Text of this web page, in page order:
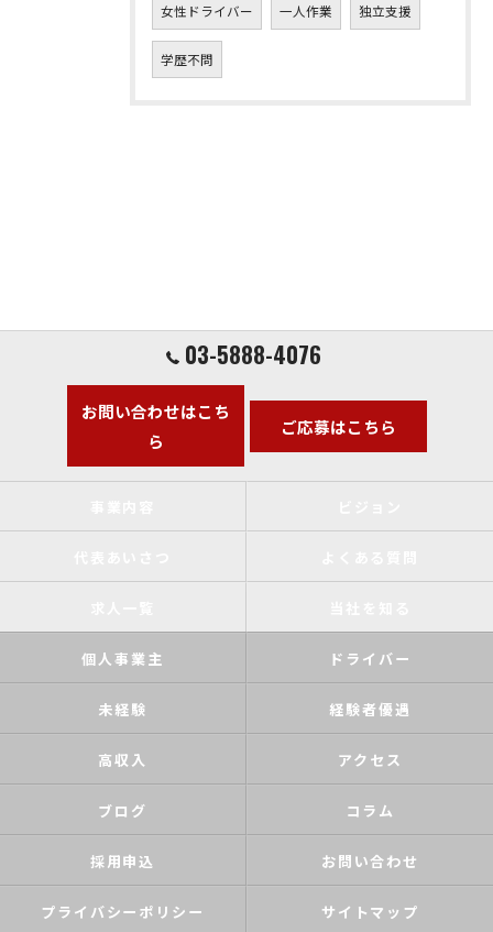
女性ドライバー 一人作業 独立支援
学歴不問
03-5888-4076
お問い合わせはこち
ら
ご応募はこちら
個人事業主 ドライバー
未経験 経験者優遇
高収入 アクセス
ブログ コラム
採用申込 お問い合わせ
プライバシーポリシー サイトマップ